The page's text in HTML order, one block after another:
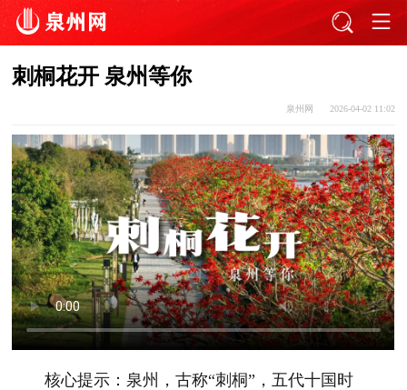
刺桐花开 泉州等你
泉州网 2026-04-02 11:02
核心提示：泉州，古称“刺桐”，五代十国时